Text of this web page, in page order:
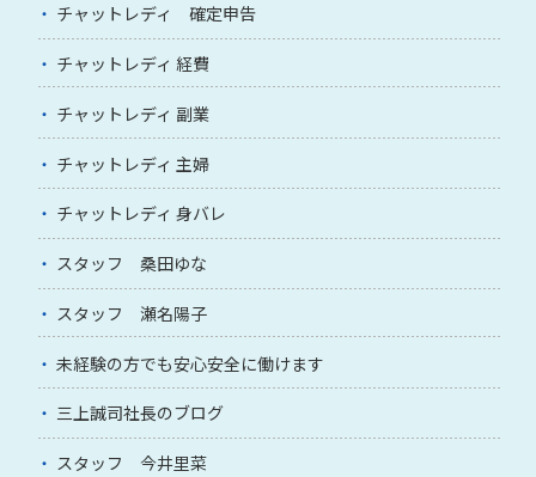
チャットレディ 確定申告
チャットレディ 経費
チャットレディ 副業
チャットレディ 主婦
チャットレディ 身バレ
スタッフ 桑田ゆな
スタッフ 瀬名陽子
未経験の方でも安心安全に働けます
三上誠司社長のブログ
スタッフ 今井里菜